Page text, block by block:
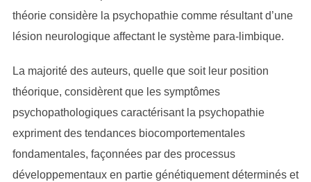
théorie considère la psychopathie comme résultant d’une
lésion neurologique affectant le système para-limbique.
La majorité des auteurs, quelle que soit leur position
théorique, considèrent que les symptômes
psychopathologiques caractérisant la psychopathie
expriment des tendances biocomportementales
fondamentales, façonnées par des processus
développementaux en partie génétiquement déterminés et